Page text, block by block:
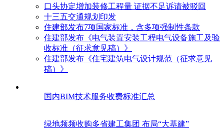
口头协定增加装修工程量 证据不足诉请被驳回
十三五交通规划印发
住建部发布7项国家标准，含多项强制性条款
住建部发布《电气装置安装工程电气设备施工及验
收标准（征求意见稿）》
住建部发布《住宅建筑电气设计规范（征求意见
稿）》
国内BIM技术服务收费标准汇总
绿地频频收购多省建工集团 布局“大基建”